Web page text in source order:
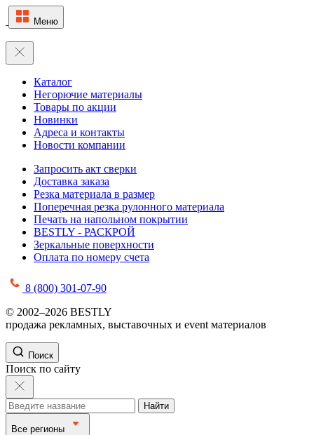
Меню
Каталог
Негорючие материалы
Товары по акции
Новинки
Адреса и контакты
Новости компании
Запросить акт сверки
Доставка заказа
Резка материала в размер
Поперечная резка рулонного материала
Печать на напольном покрытии
BESTLY - РАСКРОЙ
Зеркальные поверхности
Оплата по номеру счета
8 (800) 301-07-90
© 2002–2026 BESTLY
продажа рекламных, выставочных и event материалов
Поиск
Поиск по сайту
Найти
Все регионы